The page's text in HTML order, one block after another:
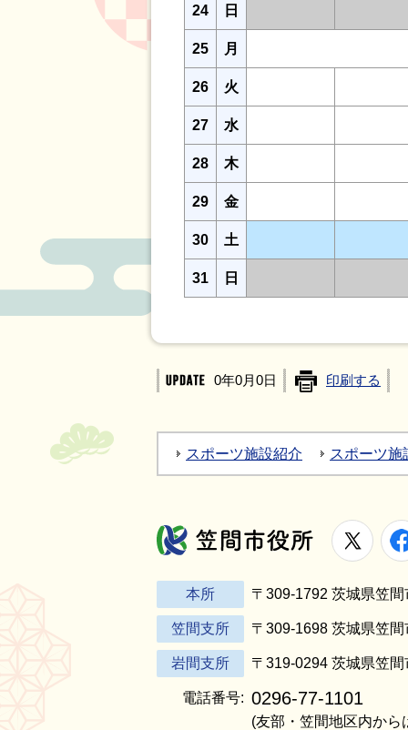
24 日
25 月
26 火
27 水
28 木
29 金
30 土
31 日
0年0月0日 印刷する
スポーツ施設紹介 スポーツ施
笠間市役所
X
本所 〒309-1792 茨城県笠
笠間支所 〒309-1698 茨城県笠
岩間支所 〒319-0294 茨城県笠
電話番号: 0296-77-1101
(友部・笠間地区内から